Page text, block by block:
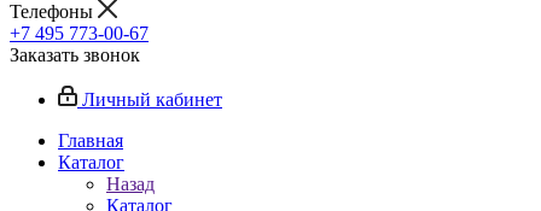
Телефоны
+7 495 773-00-67
Заказать звонок
Личный кабинет
Главная
Каталог
Назад
Каталог